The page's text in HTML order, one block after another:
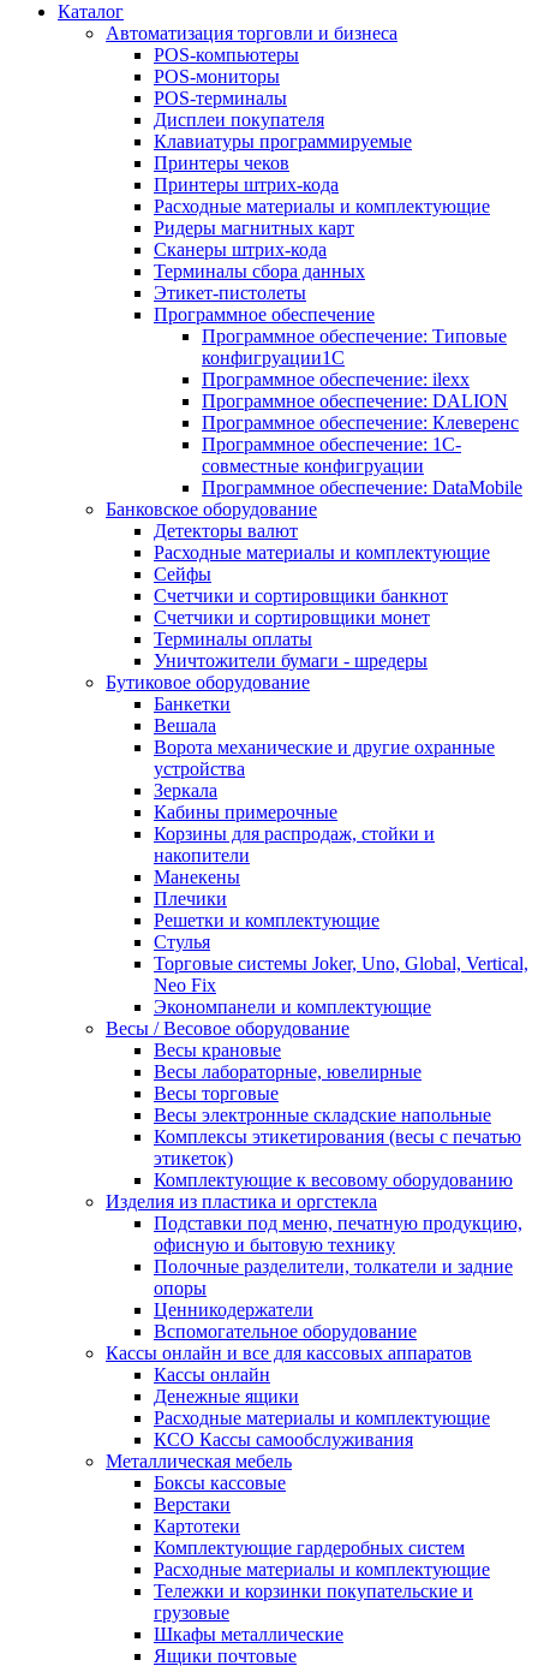
Каталог
Автоматизация торговли и бизнеса
POS-компьютеры
POS-мониторы
POS-терминалы
Дисплеи покупателя
Клавиатуры программируемые
Принтеры чеков
Принтеры штрих-кода
Расходные материалы и комплектующие
Ридеры магнитных карт
Сканеры штрих-кода
Терминалы сбора данных
Этикет-пистолеты
Программное обеспечение
Программное обеспечение: Типовые
конфигруации1С
Программное обеспечение: ilexx
Программное обеспечение: DALION
Программное обеспечение: Клеверенс
Программное обеспечение: 1С-
совместные конфигруации
Программное обеспечение: DataMobile
Банковское оборудование
Детекторы валют
Расходные материалы и комплектующие
Сейфы
Счетчики и сортировщики банкнот
Счетчики и сортировщики монет
Терминалы оплаты
Уничтожители бумаги - шредеры
Бутиковое оборудование
Банкетки
Вешала
Ворота механические и другие охранные
устройства
Зеркала
Кабины примерочные
Корзины для распродаж, стойки и
накопители
Манекены
Плечики
Решетки и комплектующие
Стулья
Торговые системы Joker, Uno, Global, Vertical,
Neo Fix
Экономпанели и комплектующие
Весы / Весовое оборудование
Весы крановые
Весы лабораторные, ювелирные
Весы торговые
Весы электронные складские напольные
Комплексы этикетирования (весы с печатью
этикеток)
Комплектующие к весовому оборудованию
Изделия из пластика и оргстекла
Подставки под меню, печатную продукцию,
офисную и бытовую технику
Полочные разделители, толкатели и задние
опоры
Ценникодержатели
Вспомогательное оборудование
Кассы онлайн и все для кассовых аппаратов
Кассы онлайн
Денежные ящики
Расходные материалы и комплектующие
КСО Кассы самообслуживания
Металлическая мебель
Боксы кассовые
Верстаки
Картотеки
Комплектующие гардеробных систем
Расходные материалы и комплектующие
Тележки и корзинки покупательские и
грузовые
Шкафы металлические
Ящики почтовые